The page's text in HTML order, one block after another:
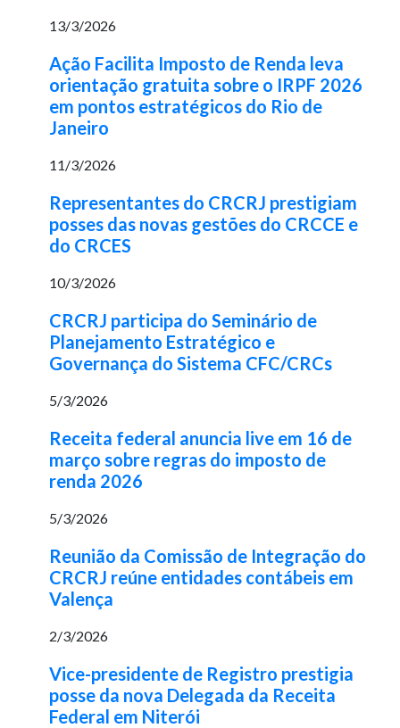
13/3/2026
Ação Facilita Imposto de Renda leva
orientação gratuita sobre o IRPF 2026
em pontos estratégicos do Rio de
Janeiro
11/3/2026
Representantes do CRCRJ prestigiam
posses das novas gestões do CRCCE e
do CRCES
10/3/2026
CRCRJ participa do Seminário de
Planejamento Estratégico e
Governança do Sistema CFC/CRCs
5/3/2026
Receita federal anuncia live em 16 de
março sobre regras do imposto de
renda 2026
5/3/2026
Reunião da Comissão de Integração do
CRCRJ reúne entidades contábeis em
Valença
2/3/2026
Vice-presidente de Registro prestigia
posse da nova Delegada da Receita
Federal em Niterói